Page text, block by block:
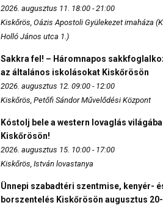
2026. augusztus 11. 18:00 - 21:00
Kiskőrös, Oázis Apostoli Gyülekezet imaháza
Holló János utca 1.)
Sakkra fel! – Háromnapos
az általános iskolásokat Kiskőrösön
2026. augusztus 12. 09:00 - 12:00
Kiskőrös, Petőfi Sándor Művelődési Központ
Kóstolj bele a western lovaglás világába
Kiskőrösön!
2026. augusztus 15. 10:00 - 17:00
Kiskőrös, István lovastanya
Ünnepi szabadtéri szentmise, kenyér-
borszentelés Kiskőrösön augusztus